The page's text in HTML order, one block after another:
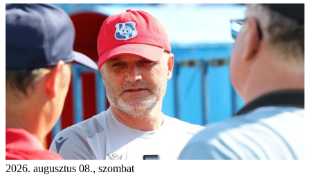
2026. augusztus 08., szombat